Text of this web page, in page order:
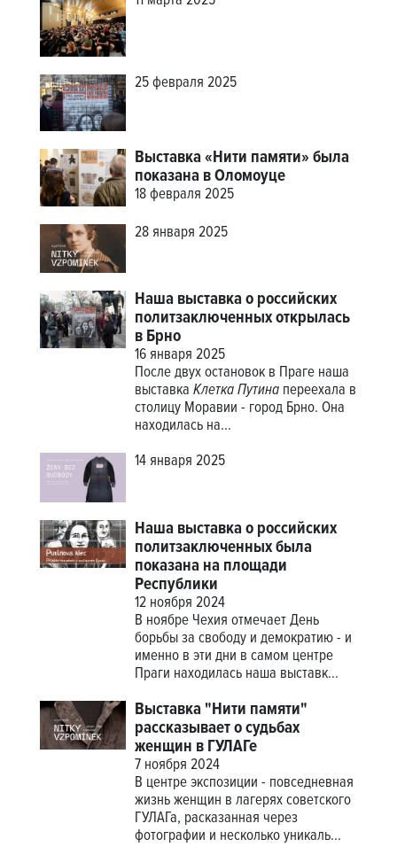
25 февраля 2025
Выставка «Нити памяти» была
показана в Оломоуце
18 февраля 2025
28 января 2025
Наша выставка о российских
политзаключенных открылась
в Брно
16 января 2025
После двух остановок в Праге наша
выставкаКлетка Путина переехала в
столицу Моравии - город Брно. Она
находилась на...
14 января 2025
Наша выставка о российских
политзаключенных была
показана на площади
Республики
12 ноября 2024
В ноябре Чехия отмечает День
борьбы за свободу и демократию - и
именно в эти дни в самом центре
Праги находилась наша выставк...
Выставка "Нити памяти"
рассказывает о судьбах
женщин в ГУЛАГе
7 ноября 2024
В центре экспозиции - повседневная
жизнь женщин в лагерях советского
ГУЛАГа, расказанная через
фотографии и несколько уникаль...